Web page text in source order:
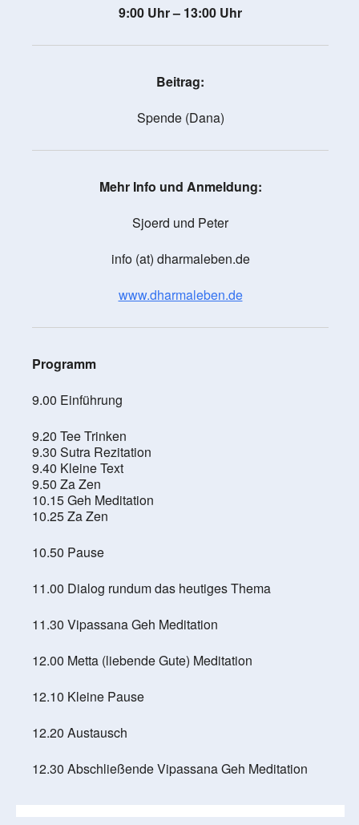
9:00 Uhr – 13:00 Uhr
Beitrag:
Spende (Dana)
Mehr Info und Anmeldung:
Sjoerd und Peter
info (at) dharmaleben.de
www.dharmaleben.de
Programm
9.00 Einführung
9.20 Tee Trinken
9.30 Sutra Rezitation
9.40 Kleine Text
9.50 Za Zen
10.15 Geh Meditation
10.25 Za Zen
10.50 Pause
11.00 Dialog rundum das heutiges Thema
11.30 Vipassana Geh Meditation
12.00 Metta (liebende Gute) Meditation
12.10 Kleine Pause
12.20 Austausch
12.30 Abschließende Vipassana Geh Meditation